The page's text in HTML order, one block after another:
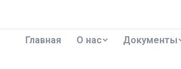
Главная О нас Документы